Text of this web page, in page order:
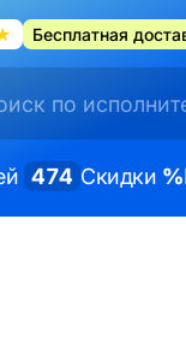
Бесплатная
474 Скидки %